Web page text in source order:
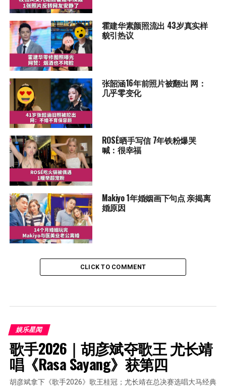
霍建华素颜照流出 43岁真实样
貌引热议
张韶涵16年前照片被翻出 网：
几乎零变化
ROSÉ晒手写信 7年铁粉爆哭
喊：很幸福
Makiyo 1年婚姻画下句点 亲揭离
婚原因
CLICK TO COMMENT
娱乐星闻
歌手2026｜胡彦斌夺歌王 尤长靖
唱《Rasa Sayang》获第四
胡彦斌拿下《歌手2026》歌王桂冠；尤长靖在总决赛选唱大马经典